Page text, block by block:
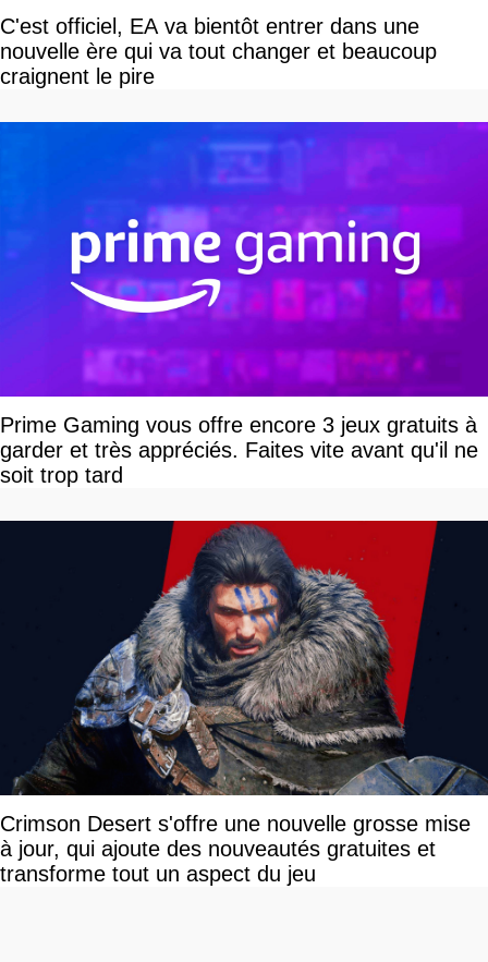
C'est officiel, EA va bientôt entrer dans une
nouvelle ère qui va tout changer et beaucoup
craignent le pire
Prime Gaming vous offre encore 3 jeux gratuits à
garder et très appréciés. Faites vite avant qu'il ne
soit trop tard
Crimson Desert s'offre une nouvelle grosse mise
à jour, qui ajoute des nouveautés gratuites et
transforme tout un aspect du jeu